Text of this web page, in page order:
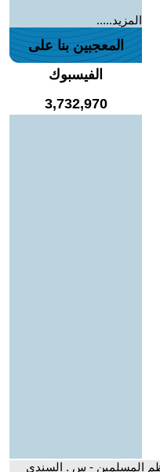
المزيد.....
المعجبين بنا على
الفيسبوك
3,732,970
المسلمين - س . السندي